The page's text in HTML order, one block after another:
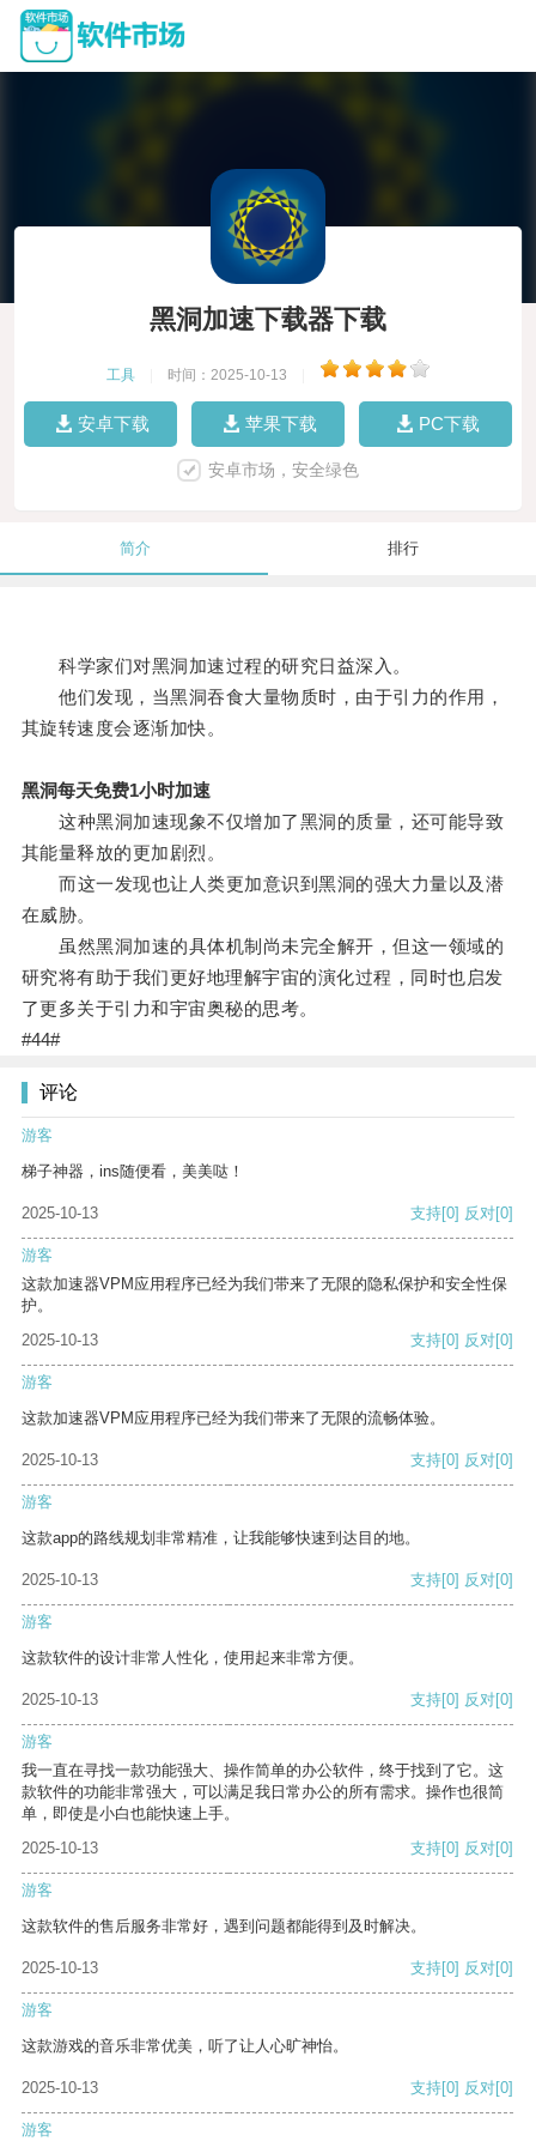
黑洞加速下载器下载
工具 时间：2025-10-13
安卓下载 苹果下载 PC下载
安卓市场，安全绿色
简介 排行
科学家们对黑洞加速过程的研究日益深入。
他们发现，当黑洞吞食大量物质时，由于引力的作用，
其旋转速度会逐渐加快。
黑洞每天免费1小时加速
这种黑洞加速现象不仅增加了黑洞的质量，还可能导致
其能量释放的更加剧烈。
而这一发现也让人类更加意识到黑洞的强大力量以及潜
在威胁。
虽然黑洞加速的具体机制尚未完全解开，但这一领域的
研究将有助于我们更好地理解宇宙的演化过程，同时也启发
了更多关于引力和宇宙奥秘的思考。
#44#
评论
游客
梯子神器，ins随便看，美美哒！
2025-10-13 支持[0] 反对[0]
游客
这款加速器VPM应用程序已经为我们带来了无限的隐私保护和安全性保
护。
2025-10-13
支持[0] 反对[0]
游客
这款加速器VPM应用程序已经为我们带来了无限的流畅体验。
2025-10-13 支持[0] 反对[0]
游客
这款app的路线规划非常精准，让我能够快速到达目的地。
2025-10-13 支持[0] 反对[0]
游客
这款软件的设计非常人性化，使用起来非常方便。
2025-10-13 支持[0] 反对[0]
游客
我一直在寻找一款功能强大、操作简单的办公软件，终于找到了它。这
款软件的功能非常强大，可以满足我日常办公的所有需求。操作也很简
单，即使是小白也能快速上手。
2025-10-13
支持[0] 反对[0]
游客
这款软件的售后服务非常好，遇到问题都能得到及时解决。
2025-10-13 支持[0] 反对[0]
游客
这款游戏的音乐非常优美，听了让人心旷神怡。
2025-10-13 支持[0] 反对[0]
游客